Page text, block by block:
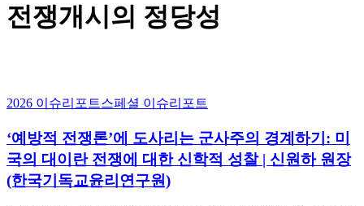
전쟁개시의 정당성
‘예
적
전
쟁
론’에
2026 이슈리포트스페셜 이슈리포트
‘예방적 전쟁론’에 도사리는 군사주의 경계하기: 미
국의 대이란 전쟁에 대한 신학적 성찰 | 신원하 원장
(한국기독교윤리연구원)